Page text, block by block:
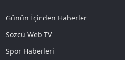
Günün İçinden Haberler
Sözcü Web TV
Spor Haberleri